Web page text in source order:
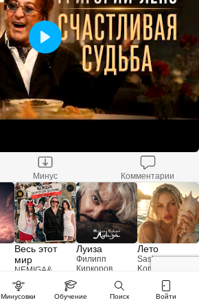
Минусовки Обучение Поиск Войти
Минус Комментарии
Весь этот
мир
NEMIGA&
Дорогой
Дневник
Луиза
Филипп
Киркоров
Лето
Sasha
Komovich